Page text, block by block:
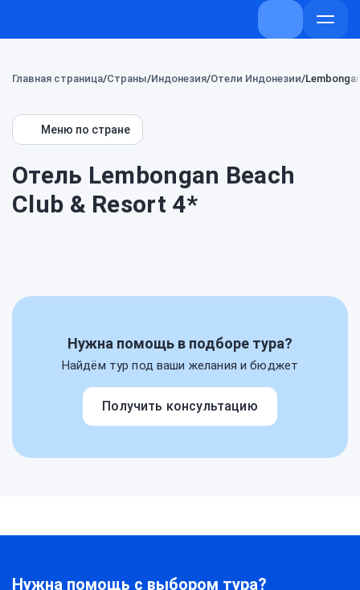
+7 (800) 707-
Главная страница Страны Индонезия Отели Индонезии
Меню по стране
Отель Lembongan Beach
Club & Resort 4*
Нужна помощь в подборе тура?
Найдём тур под ваши желания и бюджет
Получить консультацию
Нужна помощь с выбором тура?